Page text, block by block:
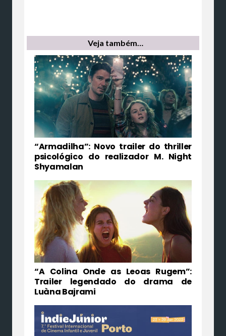
Veja também…
“Armadilha”: Novo trailer do thriller
psicológico do realizador M. Night
Shyamalan
“A Colina Onde as Leoas Rugem”:
Trailer legendado do drama de
Luàna Bajrami